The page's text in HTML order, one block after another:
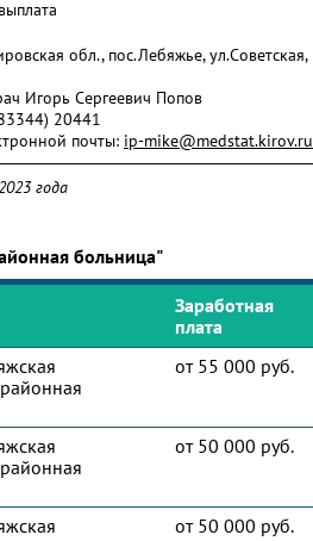
обл., пос.Лебяжье, ул.Советская,
Игорь Сергеевич Попов
20441
почты: ip-mike@medstat.kirov.ru
года
больница"
Заработная
плата
от 55 000 руб.
от 50 000 руб.
от 50 000 руб.